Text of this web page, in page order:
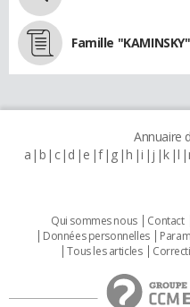
Famille "KAMINSKY"
Annuaire
a b c d e f g h i j k l
Qui sommes nous Contact
Données personnelles
Tous les articles